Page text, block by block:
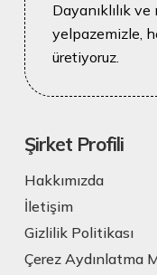
Dayanıklılık
yelpazemizle,
üretiyoruz.
Şirket Profili
Hakkımızda
İletişim
Gizlilik Politikası
Çerez Aydınlatma